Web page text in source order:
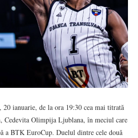
ianuarie, de la ora 19:30 cea mai titrată
Cedevita Olimpija Ljublana, în meciul care
a BTK EuroCup. Duelul dintre cele două